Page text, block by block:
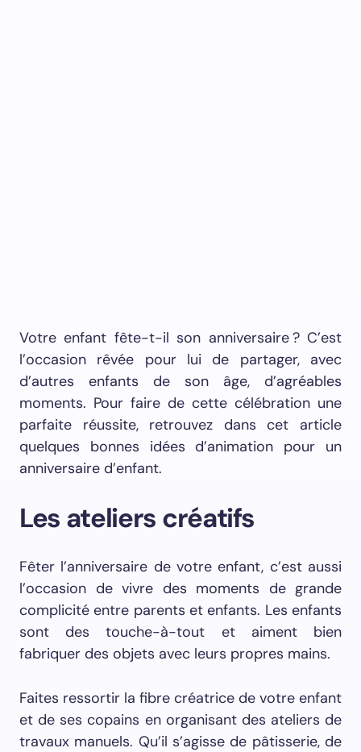
Votre enfant fête-t-il son anniversaire ? C’est
l’occasion rêvée pour lui de partager, avec
d’autres enfants de son âge, d’agréables
moments. Pour faire de cette célébration une
parfaite réussite, retrouvez dans cet article
quelques bonnes idées d’animation pour un
anniversaire d’enfant.
Les ateliers créatifs
Fêter l’anniversaire de votre enfant, c’est aussi
l’occasion de vivre des moments de grande
complicité entre parents et enfants. Les enfants
sont des touche-à-tout et aiment bien
fabriquer des objets avec leurs propres mains.
Faites ressortir la fibre créatrice de votre enfant
et de ses copains en organisant des ateliers de
travaux manuels. Qu’il s’agisse de pâtisserie, de